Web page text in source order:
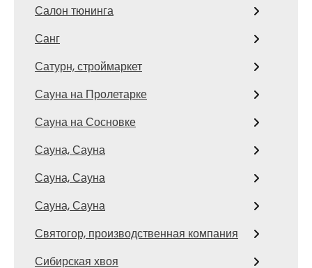
Салон тюнинга
Санг
Сатурн, строймаркет
Сауна на Пролетарке
Сауна на Сосновке
Сауна, Сауна
Сауна, Сауна
Сауна, Сауна
Святогор, производственная компания
Сибирская хвоя